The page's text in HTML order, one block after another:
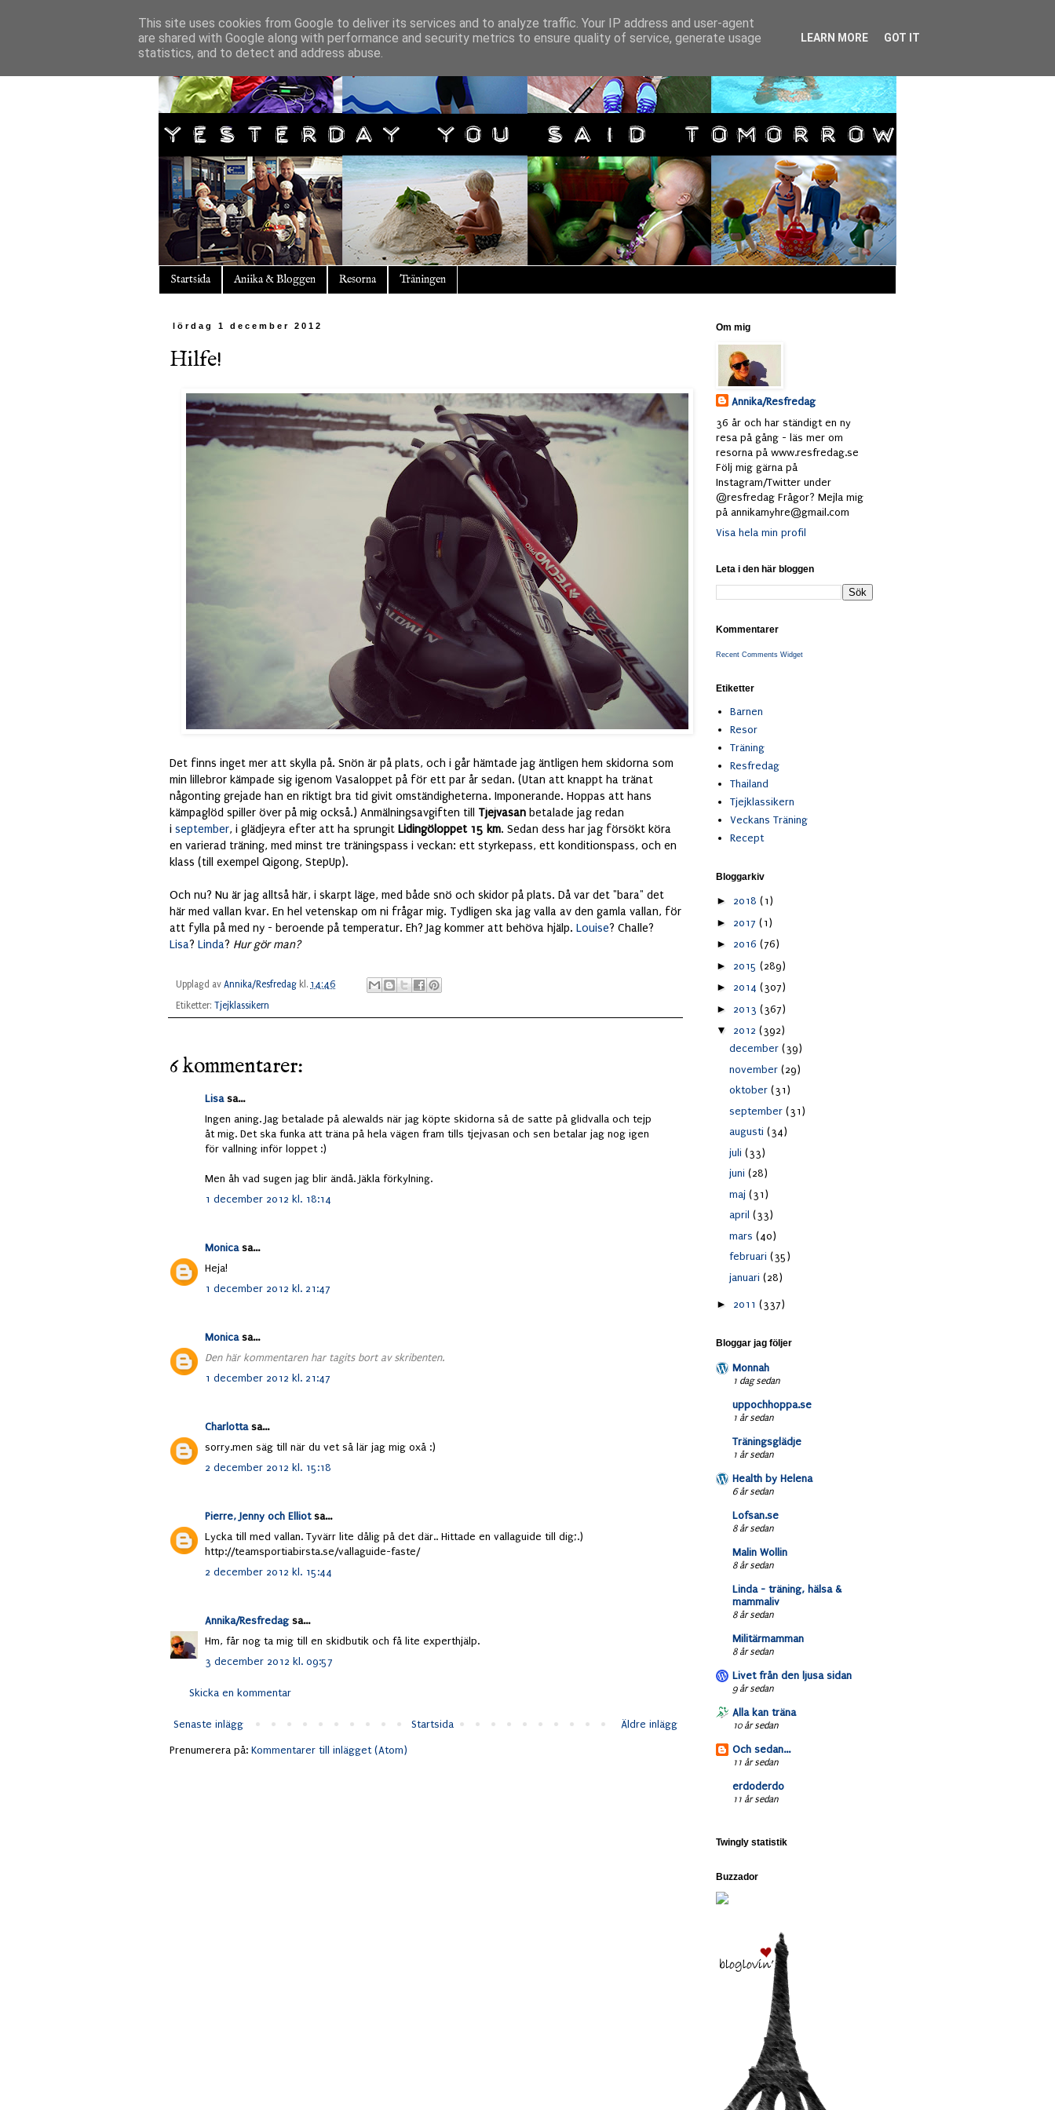
Startsida Aniika & Bloggen Resorna Träningen
lördag 1 december 2012
Hilfe!
Det finns inget mer att skylla på. Snön är på plats, och i går hämtade jag äntligen hem skidorna som
min lillebror kämpade sig igenom Vasaloppet på för ett par år sedan. (Utan att knappt ha tränat
någonting grejade han en riktigt bra tid givit omständigheterna. Imponerande. Hoppas att hans
kämpaglöd spiller över på mig också.) Anmälningsavgiften till Tjejvasan betalade jag redan
i september, i glädjeyra efter att ha sprungit Lidingöloppet 15 km. Sedan dess har jag försökt köra
en varierad träning, med minst tre träningspass i veckan: ett styrkepass, ett konditionspass, och en
klass (till exempel Qigong, StepUp).
Och nu? Nu är jag alltså här, i skarpt läge, med både snö och skidor på plats. Då var det "bara" det
här med vallan kvar. En hel vetenskap om ni frågar mig. Tydligen ska jag valla av den gamla vallan, för
att fylla på med ny - beroende på temperatur. Eh? Jag kommer att behöva hjälp. Louise? Challe?
Lisa? Linda? Hur gör man?
Upplagd av Annika/Resfredag kl. 14:46
Etiketter: Tjejklassikern
6 kommentarer:
Lisasa...
Ingen aning. Jag betalade på alewalds när jag köpte skidorna så de satte på glidvalla och tejp
åt mig. Det ska funka att träna på hela vägen fram tills tjejvasan och sen betalar jag nog igen
för vallning inför loppet :)
Men åh vad sugen jag blir ändå. Jäkla förkylning.
1 december 2012 kl. 18:14
Monicasa...
Heja!
1 december 2012 kl. 21:47
Monicasa...
Den här kommentaren har tagits bort av skribenten.
1 december 2012 kl. 21:47
Charlottasa...
sorry.men säg till när du vet så lär jag mig oxå :)
2 december 2012 kl. 15:18
Pierre, Jenny och Elliotsa...
Lycka till med vallan. Tyvärr lite dålig på det där.. Hittade en vallaguide till dig;.)
http://teamsportiabirsta.se/vallaguide-faste/
2 december 2012 kl. 15:44
Annika/Resfredagsa...
Hm, får nog ta mig till en skidbutik och få lite experthjälp.
3 december 2012 kl. 09:57
Skicka en kommentar
Senaste inlägg Äldre inlägg
Startsida
Prenumerera på: Kommentarer till inlägget (Atom)
Om mig
Annika/Resfredag
36 år och har ständigt en ny
resa på gång - läs mer om
resorna på www.resfredag.se
Följ mig gärna på
Instagram/Twitter under
@resfredag Frågor? Mejla mig
på annikamyhre@gmail.com
Visa hela min profil
Leta i den här bloggen
Kommentarer
Recent Comments Widget
Etiketter
Barnen
Resor
Träning
Resfredag
Thailand
Tjejklassikern
Veckans Träning
Recept
Bloggarkiv
► 2018 (1)
► 2017 (1)
► 2016 (76)
► 2015 (289)
► 2014 (307)
► 2013 (367)
▼ 2012 (392)
december (39)
november (29)
oktober (31)
september (31)
augusti (34)
juli (33)
juni (28)
maj (31)
april (33)
mars (40)
februari (35)
januari (28)
► 2011 (337)
Bloggar jag följer
Monnah
1 dag sedan
uppochhoppa.se
1 år sedan
Träningsglädje
1 år sedan
Health by Helena
6 år sedan
Lofsan.se
8 år sedan
Malin Wollin
8 år sedan
Linda - träning, hälsa &
mammaliv
8 år sedan
Militärmamman
8 år sedan
Livet från den ljusa sidan
9 år sedan
Alla kan träna
10 år sedan
Och sedan...
11 år sedan
erdoderdo
11 år sedan
Twingly statistik
Buzzador
This site uses cookies from Google to deliver its services and to analyze traffic. Your IP address and user-agent
are shared with Google along with performance and security metrics to ensure quality of service, generate usage
statistics, and to detect and address abuse.
LEARN MORE GOT IT